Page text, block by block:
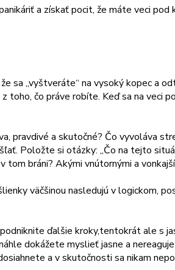
a získať pocit, že máte veci pod
sa „vyštveráte“ na vysoký kopec a
čo práve robíte. Keď sa na veci
pravdivé a skutočné? Čo vyvoláva
Položte si otázky: „Čo na tejto
tom bráni? Akými vnútornými a
väčšinou nasledujú v logickom,
ďalšie kroky,tentokrát ale s
dokážete myslieť jasne a
a v skutočnosti sa nikam